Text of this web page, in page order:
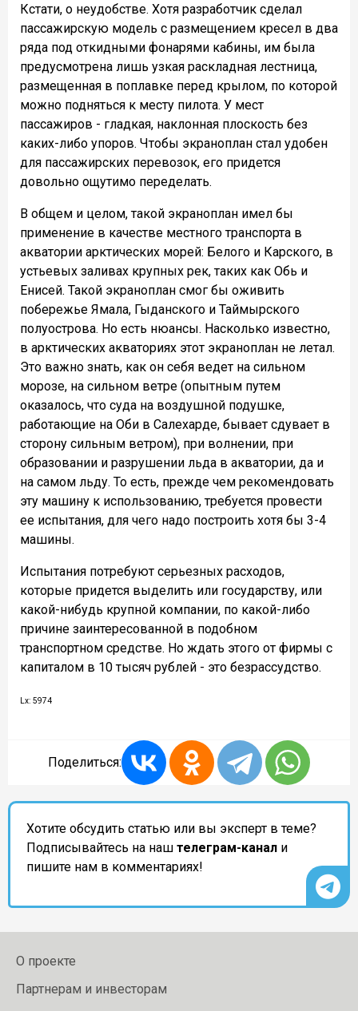
Кстати, о неудобстве. Хотя разработчик сделал
пассажирскую модель с размещением кресел в два
ряда под откидными фонарями кабины, им была
предусмотрена лишь узкая раскладная лестница,
размещенная в поплавке перед крылом, по которой
можно подняться к месту пилота. У мест
пассажиров - гладкая, наклонная плоскость без
каких-либо упоров. Чтобы экраноплан стал удобен
для пассажирских перевозок, его придется
довольно ощутимо переделать.
В общем и целом, такой экраноплан имел бы
применение в качестве местного транспорта в
акватории арктических морей: Белого и Карского, в
устьевых заливах крупных рек, таких как Обь и
Енисей. Такой экраноплан смог бы оживить
побережье Ямала, Гыданского и Таймырского
полуострова. Но есть нюансы. Насколько известно,
в арктических акваториях этот экраноплан не летал.
Это важно знать, как он себя ведет на сильном
морозе, на сильном ветре (опытным путем
оказалось, что суда на воздушной подушке,
работающие на Оби в Салехарде, бывает сдувает в
сторону сильным ветром), при волнении, при
образовании и разрушении льда в акватории, да и
на самом льду. То есть, прежде чем рекомендовать
эту машину к использованию, требуется провести
ее испытания, для чего надо построить хотя бы 3-4
машины.
Испытания потребуют серьезных расходов,
которые придется выделить или государству, или
какой-нибудь крупной компании, по какой-либо
причине заинтересованной в подобном
транспортном средстве. Но ждать этого от фирмы с
капиталом в 10 тысяч рублей - это безрассудство.
Lx: 5974
Поделиться:
Хотите обсудить статью или вы эксперт в теме?
Подписывайтесь на наш телеграм-канал и
пишите нам в комментариях!
О проекте
Партнерам и инвесторам